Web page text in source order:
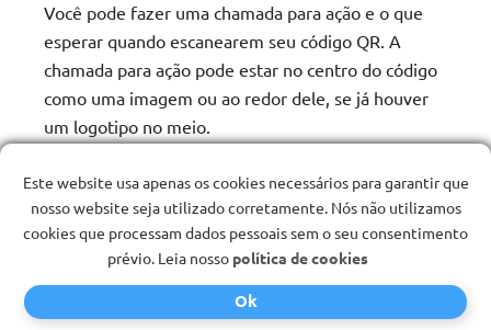
Você pode fazer uma chamada para ação e o que
esperar quando escanearem seu código QR. A
chamada para ação pode estar no centro do código
como uma imagem ou ao redor dele, se já houver
um logotipo no meio.
Sua chamada para ação deve ser envolvente e
informativa também. Algo como "Conecte-se ao
Wi-Fi" ou "Digitalize para pagar" explica claramente
para que serve o código QR.
Este website usa apenas os cookies necessários para garantir que
nosso website seja utilizado corretamente. Nós não utilizamos
cookies que processam dados pessoais sem o seu consentimento
prévio. Leia nosso política de cookies
Ok